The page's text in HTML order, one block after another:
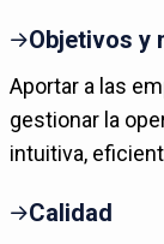
Objetivos y
Aportar a las
gestionar la
intuitiva,
Calidad